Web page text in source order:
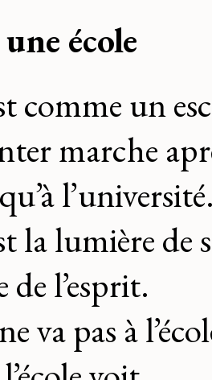
école
comme un
marche
la lumière de
de l’esprit.
va pas à